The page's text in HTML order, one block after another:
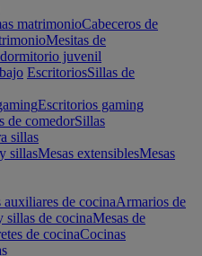
matrimonioCabeceros de
Mesitas de
juvenil
EscritoriosSillas de
Escritorios gaming
de comedorSillas
sillas
sillasMesas extensiblesMesas
auxiliares de cocinaArmarios de
sillas de cocinaMesas de
de cocinaCocinas